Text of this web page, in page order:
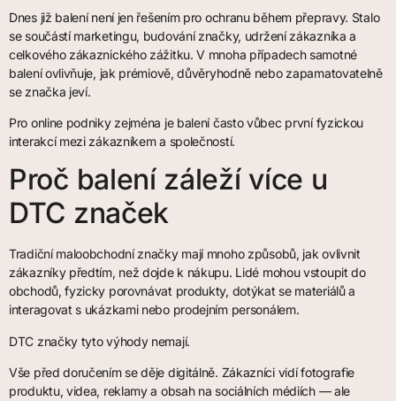
Dnes již balení není jen řešením pro ochranu během přepravy. Stalo
se součástí marketingu, budování značky, udržení zákazníka a
celkového zákaznického zážitku. V mnoha případech samotné
balení ovlivňuje, jak prémiově, důvěryhodně nebo zapamatovatelně
se značka jeví.
Pro online podniky zejména je balení často vůbec první fyzickou
interakcí mezi zákazníkem a společností.
Proč balení záleží více u
DTC značek
Tradiční maloobchodní značky mají mnoho způsobů, jak ovlivnit
zákazníky předtím, než dojde k nákupu. Lidé mohou vstoupit do
obchodů, fyzicky porovnávat produkty, dotýkat se materiálů a
interagovat s ukázkami nebo prodejním personálem.
DTC značky tyto výhody nemají.
Vše před doručením se děje digitálně. Zákazníci vidí fotografie
produktu, videa, reklamy a obsah na sociálních médiích — ale